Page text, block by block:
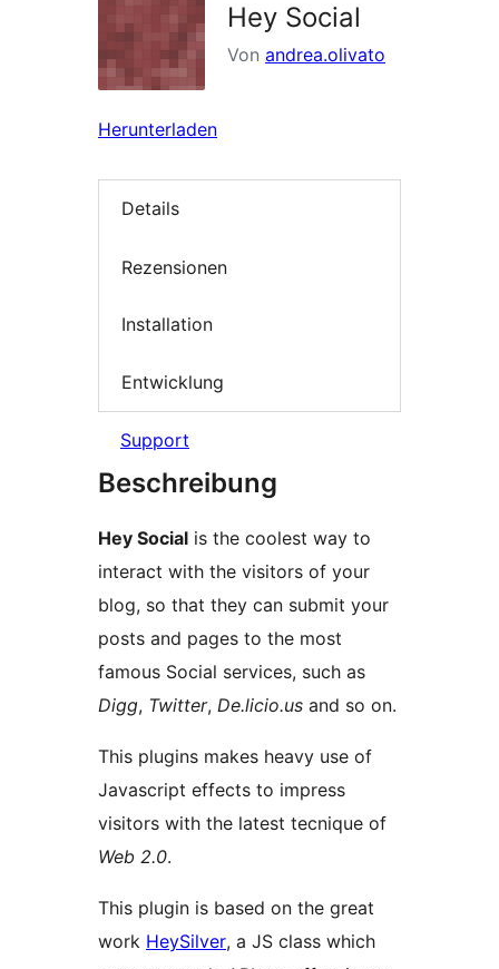
Hey Social
Von andrea.olivato
Herunterladen
Details
Rezensionen
Installation
Entwicklung
Support
Beschreibung
Hey Social is the coolest way to
interact with the visitors of your
blog, so that they can submit your
posts and pages to the most
famous Social services, such as
Digg, Twitter, De.licio.us and so on.
This plugins makes heavy use of
Javascript effects to impress
visitors with the latest tecnique of
Web 2.0.
This plugin is based on the great
work HeySilver, a JS class which